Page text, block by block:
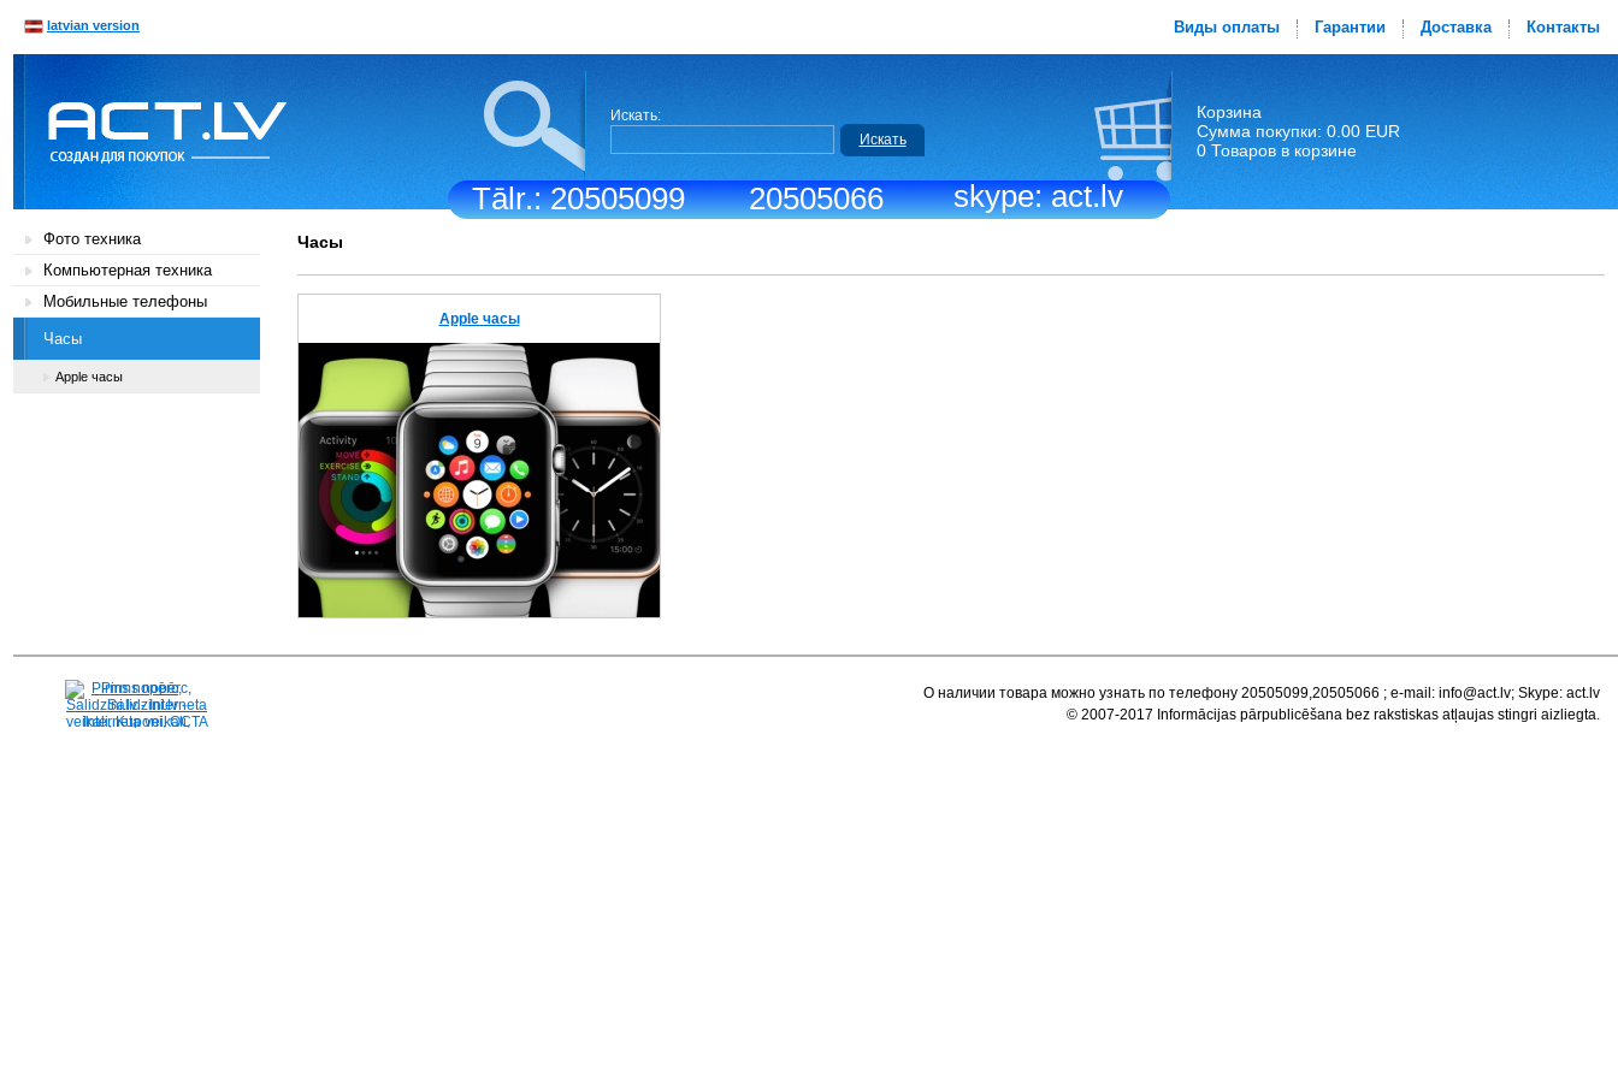
Tālr.: 20505099 20505066 skype: act.lv
latvian version Виды оплаты Гарантии Доставка Контакты
Искать:
Искать
Корзина
Сумма покупки: 0.00 EUR
0 Товаров в корзине
Фото техника
Компьютерная техника
Мобильные телефоны
Часы
Apple часы
Часы
Apple часы
Pirms nopērc,
Salidzini.lv - Interneta
veikali, Kuponi, OCTA
О наличии товара можно узнать по телефону 20505099,20505066 ; e-mail: info@act.lv; Skype: act.lv
© 2007-2017 Informācijas pārpublicēšana bez rakstiskas atļaujas stingri aizliegta.